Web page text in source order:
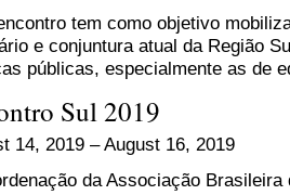
tem como objetivo
e conjuntura atual da Região
públicas, especialmente as de
Sul 2019
14, 2019 – August 16, 2019
da Associação